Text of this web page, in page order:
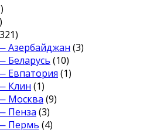
Азербайджан (3)
Беларусь (10)
Евпатория (1)
Клин (1)
Москва (9)
Пенза (3)
Пермь (4)